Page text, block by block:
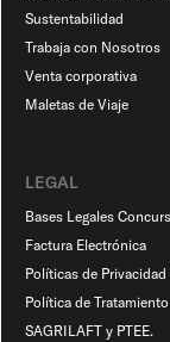
Sustentabilidad
Trabaja con Nosotros
Venta corporativa
Maletas de Viaje​
LEGAL
Bases Legales
Factura Electrónica
Políticas de Privacidad
Política de
SAGRILAFT y PTEE.